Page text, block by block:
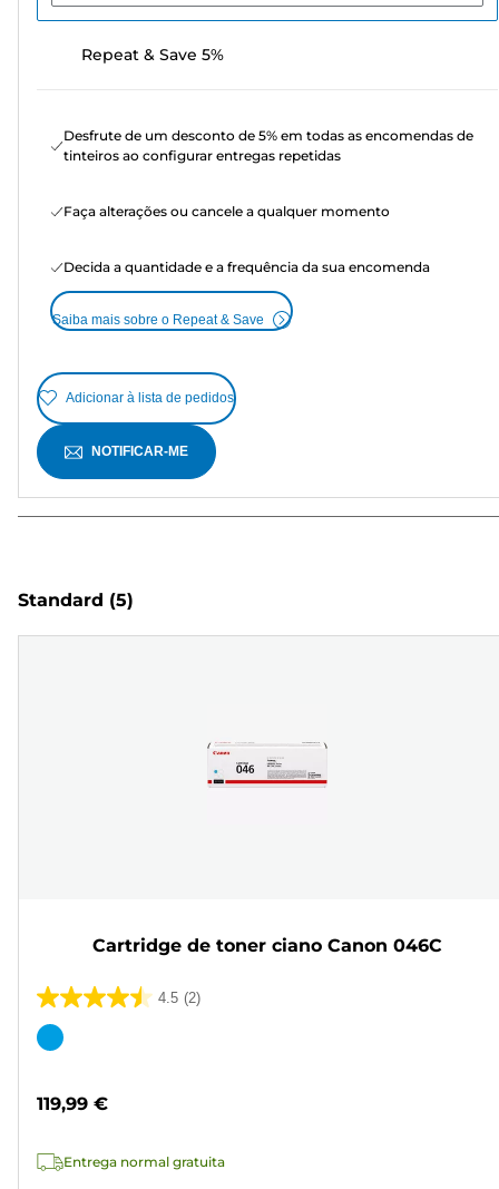
Repeat & Save 5%
Desfrute de um desconto de 5% em todas as encomendas de
tinteiros ao configurar entregas repetidas
Faça alterações ou cancele a qualquer momento
Decida a quantidade e a frequência da sua encomenda
Saiba mais sobre o Repeat & Save
Adicionar à lista de pedidos
NOTIFICAR-ME
Standard (5)
Cartridge de toner ciano Canon 046C
4.5 (2)
4.5
em
2
Cartucho
119,99 €
Entrega normal gratuita